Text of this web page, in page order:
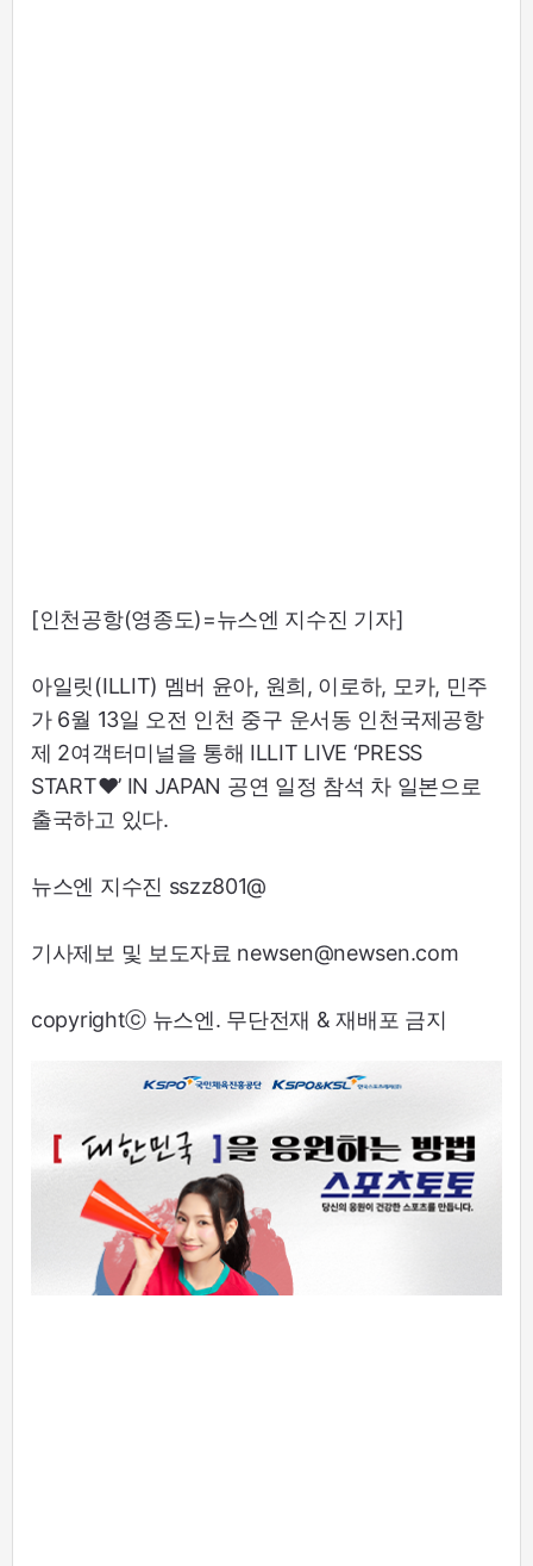
[인천공항(영종도)=뉴스엔 지수진 기자]
아일릿(ILLIT) 멤버 윤아, 원희, 이로하, 모카, 민주
가 6월 13일 오전 인천 중구 운서동 인천국제공항
제 2여객터미널을 통해 ILLIT LIVE ‘PRESS
START♥’ IN JAPAN 공연 일정 참석 차 일본으로
출국하고 있다.
뉴스엔 지수진 sszz801@
기사제보 및 보도자료 newsen@newsen.com
copyrightⓒ 뉴스엔. 무단전재 & 재배포 금지